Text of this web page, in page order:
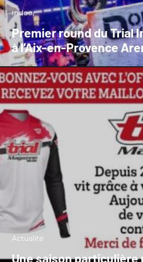
Indoor
Premier round du Trial
à l’Aix-en-Provence
Actualité
Une saison particulière